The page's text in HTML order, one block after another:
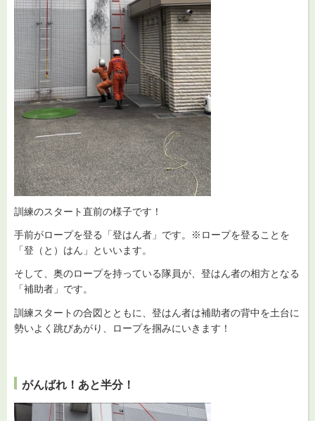
訓練のスタート直前の様子です！
手前がロープを登る「登はん者」です。※ロープを登ることを
「登（と）はん」といいます。
そして、奥のロープを持っている隊員が、登はん者の相方となる
「補助者」です。
訓練スタートの合図とともに、登はん者は補助者の背中を土台に
勢いよく跳びあがり、ロープを掴みにいきます！
がんばれ！あと半分！